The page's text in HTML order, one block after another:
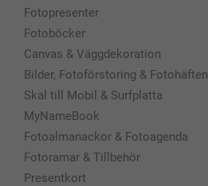
Fotopresenter
Fotoböcker
Canvas & Väggdekoration
Bilder, Fotoförstoring & Fotohäften
Skal till Mobil & Surfplatta
MyNameBook
Fotoalmanackor & Fotoagenda
Fotoramar & Tillbehör
Presentkort